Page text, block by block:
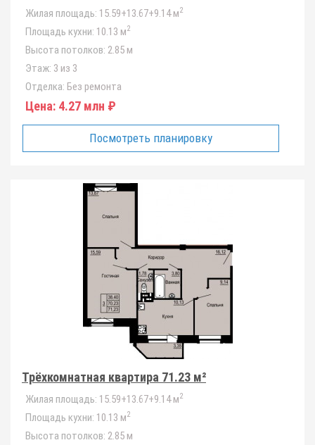
Жилая площадь: 15.59+13.67+9.14 м2
Площадь кухни: 10.13 м2
Высота потолков: 2.85 м
Этаж: 3 из 3
Отделка: Без ремонта
Цена: 4.27 млн ₽
Посмотреть планировку
Трёхкомнатная квартира 71.23 м²
Жилая площадь: 15.59+13.67+9.14 м2
Площадь кухни: 10.13 м2
Высота потолков: 2.85 м